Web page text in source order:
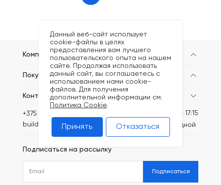
Компания
Покупателям
Контакты
+375 (44) 749-20-73
build@kronex-company.by
Пн-Пт: 8:30 - 17:15
Сб-вс: выходной
Подписаться на рассылку
Подписаться
Данный веб-сайт использует
cookie-файлы в целях
предоставления вам лучшего
пользовательского опыта на нашем
сайте. Продолжая использовать
данный сайт, вы соглашаетесь с
использованием нами cookie-
файлов. Для получения
дополнительной информации см.
Политика Cookie.
Принять Отказаться